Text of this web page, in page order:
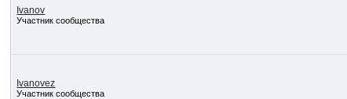
Ivanov
Участник сообщества
Ivanovez
Участник сообщества